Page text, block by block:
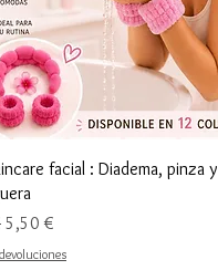
facial : Diadema, pinza y
Preu d'oferta
5,50 €